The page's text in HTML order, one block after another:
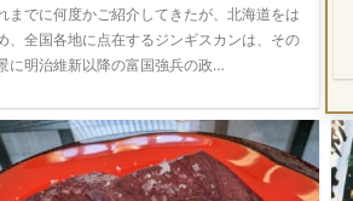
までに何度かご紹介してきたが、北海道をは
、全国各地に点在するジンギスカンは、その
に明治維新以降の富国強兵の政…